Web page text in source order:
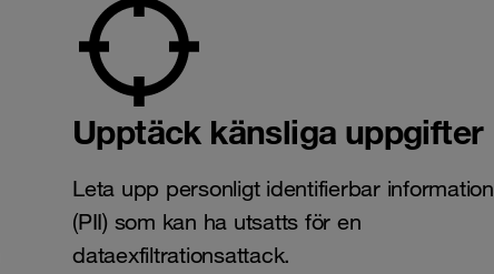
Upptäck känsliga uppgifter
Leta upp personligt identifierbar information
(PII) som kan ha utsatts för en
dataexfiltrationsattack.